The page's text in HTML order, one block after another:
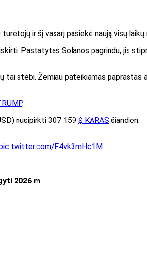
ir šį vasarį pasiekė naują visų laikų
Pastatytas Solanos pagrindu, jis
stebi. Žemiau pateikiamas paprastas
.
nusipirkti 307 159 $ KARAS šiandien.
F4vk3mHc1M
2026 m